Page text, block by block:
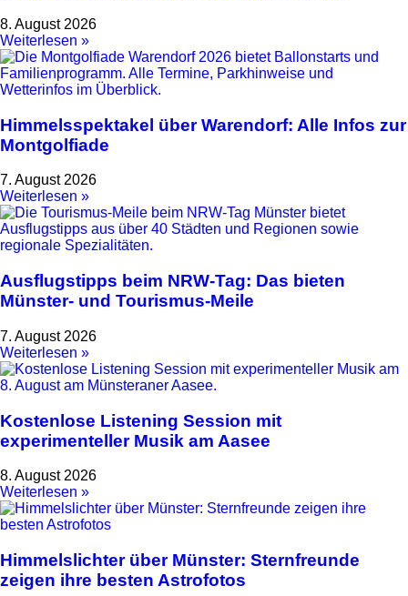
8. August 2026
Weiterlesen »
Himmelsspektakel über Warendorf: Alle Infos zur
Montgolfiade
7. August 2026
Weiterlesen »
Ausflugstipps beim NRW-Tag: Das bieten
Münster- und Tourismus-Meile
7. August 2026
Weiterlesen »
Kostenlose Listening Session mit
experimenteller Musik am Aasee
8. August 2026
Weiterlesen »
Himmelslichter über Münster: Sternfreunde
zeigen ihre besten Astrofotos